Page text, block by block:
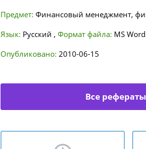
Предмет: Финансовый менеджмент,
Язык: Русский , Формат файла: MS Word
Опубликовано: 2010-06-15
Все